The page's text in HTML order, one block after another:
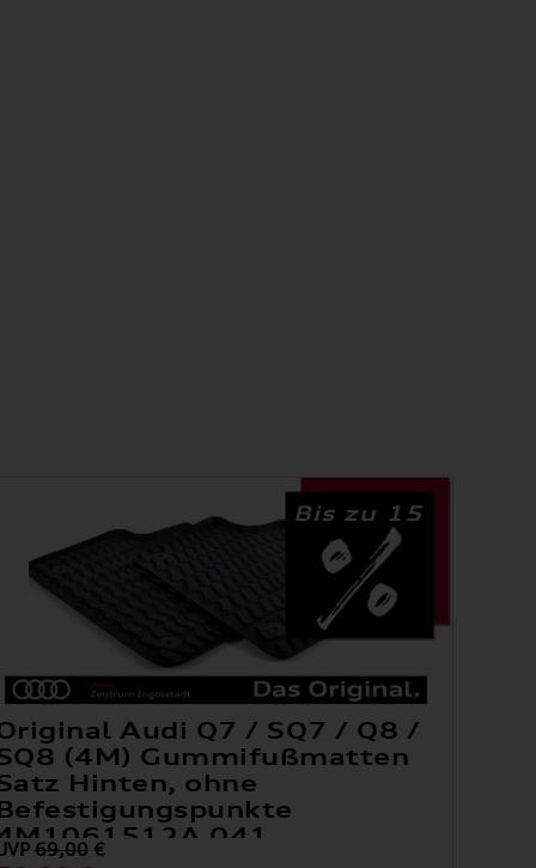
Bis zu 15
Audi Q7 / SQ7 / Q8 /
(4M) Gummifußmatten
Hinten, ohne
041
69,00€